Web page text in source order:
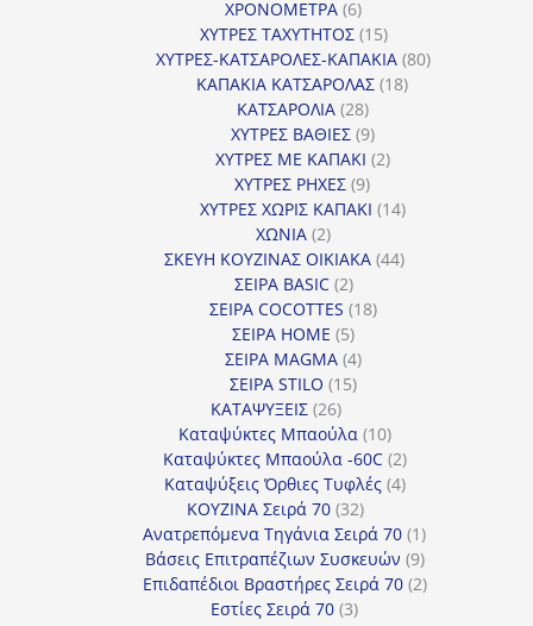
ΧΡΟΝΟΜΕΤΡΑ 66
προϊόντα
ΧΥΤΡΕΣ ΤΑΧΥΤΗΤΟΣ 1515
προϊόντα
ΧΥΤΡΕΣ-ΚΑΤΣΑΡΟΛΕΣ-ΚΑΠΑΚΙΑ 8080
ΚΑΠΑΚΙΑ ΚΑΤΣΑΡΟΛΑΣ 1818
ΚΑΤΣΑΡΟΛΙΑ 2828
προϊόντα
ΧΥΤΡΕΣ ΒΑΘΙΕΣ 99
προϊόντα
ΧΥΤΡΕΣ ΜΕ ΚΑΠΑΚΙ 22
ΧΥΤΡΕΣ ΡΗΧΕΣ 99
προϊόντα
ΧΥΤΡΕΣ ΧΩΡΙΣ ΚΑΠΑΚΙ 1414
ΧΩΝΙΑ 22
προϊόντα
ΣΚΕΥΗ ΚΟΥΖΙΝΑΣ ΟΙΚΙΑΚΑ 4444
ΣΕΙΡΑ BASIC 22
προϊόντα
ΣΕΙΡΑ COCOTTES 1818
ΣΕΙΡΑ HOME 55
προϊόντα
ΣΕΙΡΑ MAGMA 44
προϊόντα
ΣΕΙΡΑ STILO 1515
ΚΑΤΑΨΥΞΕΙΣ 2626
προϊόντα
Καταψύκτες Μπαούλα 1010
προϊόντα
Καταψύκτες Μπαούλα -60C 22
προϊόντα
Καταψύξεις Όρθιες Τυφλές 44
ΚΟΥΖΙΝΑ Σειρά 70 3232
προϊόντα
Ανατρεπόμενα Τηγάνια Σειρά 70 11
προϊόν
Βάσεις Επιτραπέζιων Συσκευών 99
προϊόντα
Επιδαπέδιοι Βραστήρες Σειρά 70 22
Εστίες Σειρά 70 33